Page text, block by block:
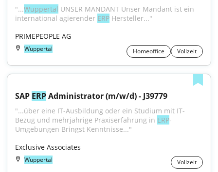
"...Wuppertal UNSER MANDANT Unser Mandant ist ein
international agierender ERP Hersteller..."
PRIMEPEOPLE AG
Wuppertal Homeoffice Vollzeit
SAP ERP Administrator (m/w/d) - J39779
"...über eine IT-Ausbildung oder ein Studium mit IT-
Bezug und mehrjährige Praxiserfahrung in ERP-
Umgebungen Bringst Kenntnisse..."
Exclusive Associates
Wuppertal Vollzeit